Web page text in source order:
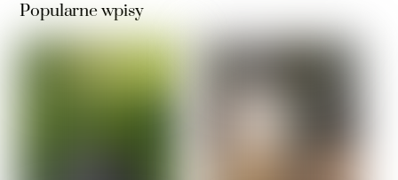
Popularne wpisy